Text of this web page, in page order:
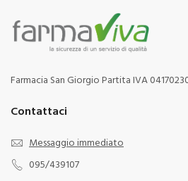
Farmacia San Giorgio Partita IVA
Contattaci
Messaggio immediato
095/439107